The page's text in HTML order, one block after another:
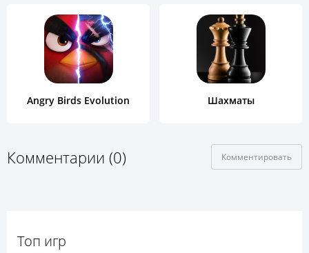
Angry Birds Evolution Шахматы
Комментарии (0) Комментировать
Топ игр